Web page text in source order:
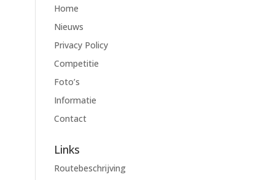
Home
Nieuws
Privacy Policy
Competitie
Foto’s
Informatie
Contact
Links
Routebeschrijving